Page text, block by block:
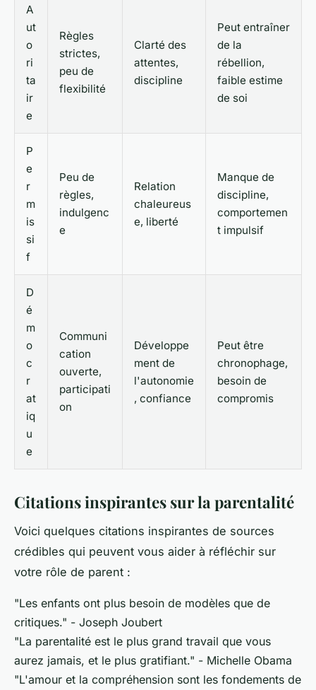
A
ut
o
ri
ta
ir
e
Règles
strictes,
peu de
flexibilité
Clarté des
attentes,
discipline
Peut entraîner
de la
rébellion,
faible estime
de soi
P
e
r
m
is
si
f
Peu de
règles,
indulgenc
e
Relation
chaleureus
e, liberté
Manque de
discipline,
comportemen
t impulsif
D
é
m
o
c
r
at
iq
u
e
Communi
cation
ouverte,
participati
on
Développe
ment de
l'autonomie
, confiance
Peut être
chronophage,
besoin de
compromis
Citations inspirantes sur la parentalité
Voici quelques citations inspirantes de sources
crédibles qui peuvent vous aider à réfléchir sur
votre rôle de parent :
"Les enfants ont plus besoin de modèles que de
critiques." - Joseph Joubert
"La parentalité est le plus grand travail que vous
aurez jamais, et le plus gratifiant." - Michelle Obama
"L'amour et la compréhension sont les fondements de